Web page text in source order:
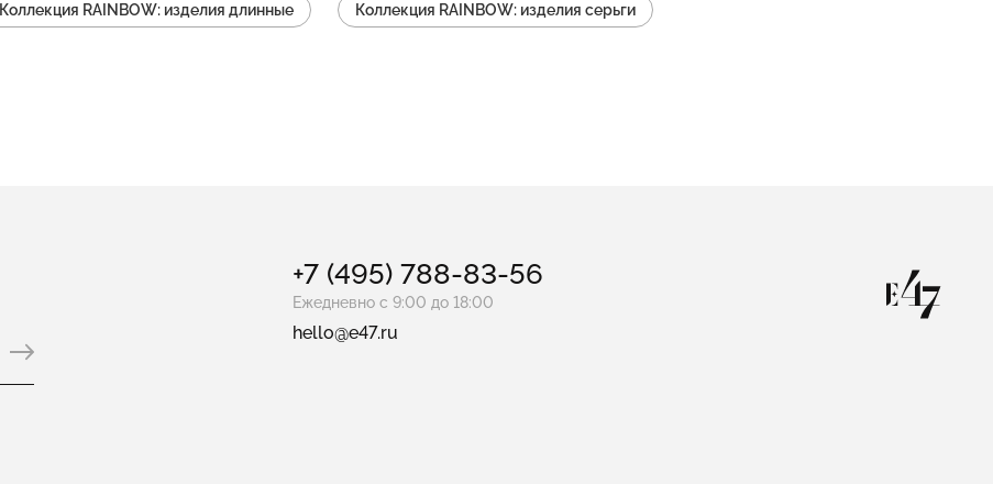
Коллекция RAINBOW: изделия длинные Коллекция RAINBOW: изделия серьги
+7 (495) 788-83-56
Ежедневно с 9:00 до 18:00
hello@e47.ru